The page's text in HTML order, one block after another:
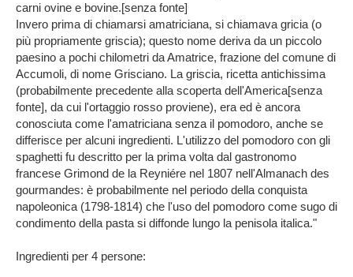
carni ovine e bovine.[senza fonte]
Invero prima di chiamarsi amatriciana, si chiamava gricia (o
più propriamente griscia); questo nome deriva da un piccolo
paesino a pochi chilometri da Amatrice, frazione del comune di
Accumoli, di nome Grisciano. La griscia, ricetta antichissima
(probabilmente precedente alla scoperta dell'America[senza
fonte], da cui l'ortaggio rosso proviene), era ed è ancora
conosciuta come l'amatriciana senza il pomodoro, anche se
differisce per alcuni ingredienti. L'utilizzo del pomodoro con gli
spaghetti fu descritto per la prima volta dal gastronomo
francese Grimond de la Reyniére nel 1807 nell'Almanach des
gourmandes: è probabilmente nel periodo della conquista
napoleonica (1798-1814) che l'uso del pomodoro come sugo di
condimento della pasta si diffonde lungo la penisola italica."
Ingredienti per 4 persone: